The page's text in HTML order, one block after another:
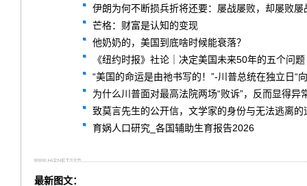
伊朗为何不断损兵折将还要：屡战屡败，却屡败屡
芒格：财富是认知的变现
他奶奶的，美国到底啥时候能衰落？
《纽约时报》社论｜决定美国未来50年的五个问题
“美国的命运是由祂书写的！”-川普总统在独立日“
为什么川普面对最高法院两场“败诉”，反而显得异
致莫言先生的公开信，文学家的身份与无法逃离的
育娲人口研究_各国辅助生育报告2026
最新图文：